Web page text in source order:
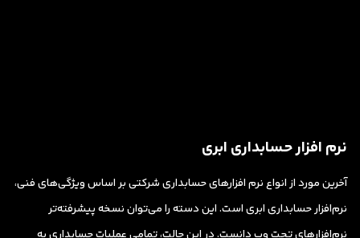
نرم افزار حسابداری ابری
آخرین مورد از انواع نرم افزارهای حسابداری شرکتی بر اساس ویژگی‌های فنی،
نرم‌افزار حسابداری ابری است. این دسته را می‌توان نسخه پیشرفته‌تر
نرم‌افزارهای تحت وب دانست. در این حالت، تمامی عملیات حسابداری به